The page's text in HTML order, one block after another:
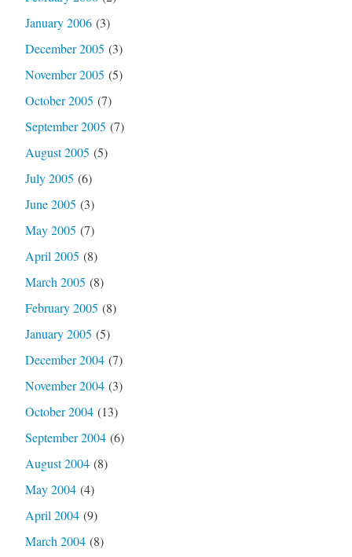
January 2006(3)
December 2005 (3)
November 2005 (5)
October 2005 (7)
September 2005 (7)
August 2005 (5)
July 2005 (6)
June 2005 (3)
May 2005 (7)
April 2005 (8)
March 2005 (8)
February 2005 (8)
January 2005 (5)
December 2004(7)
November 2004(3)
October 2004(13)
September 2004(6)
August 2004(8)
May 2004(4)
April 2004(9)
March 2004(8)